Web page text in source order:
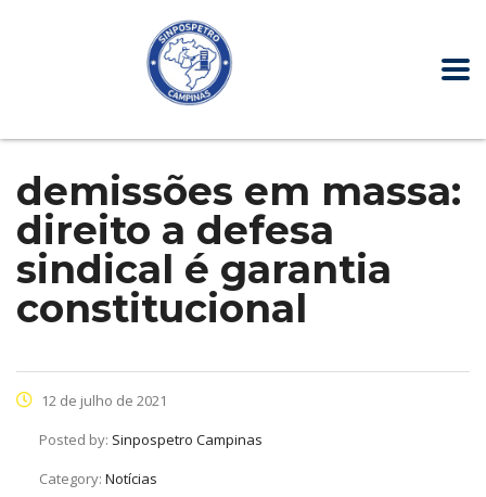
demissões em massa:
direito a defesa
sindical é garantia
constitucional
12 de julho de 2021
Posted by: Sinpospetro Campinas
Category: Notícias